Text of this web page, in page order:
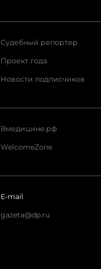
Судебный репортер
Проект года
Новости подписчиков
Вмедицине.рф
WelcomeZone
E-mail
gazeta@dp.ru